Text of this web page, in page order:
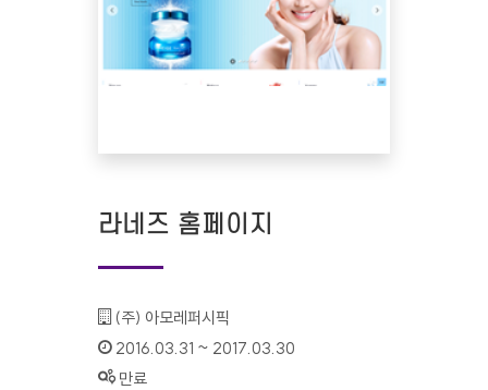
라네즈 홈페이지
기관명 :
(주) 아모레퍼시픽
인증기간 :
2016.03.31 ~ 2017.03.30
상태 :
만료